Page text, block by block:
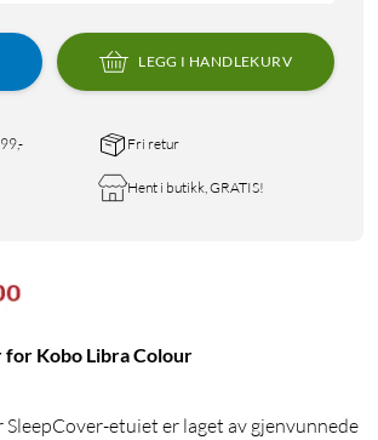
LEGG I HANDLEKURV
Fri retur
Hent i butikk, GRATIS!
for Kobo Libra Colour
etuiet er laget av gjenvunnede